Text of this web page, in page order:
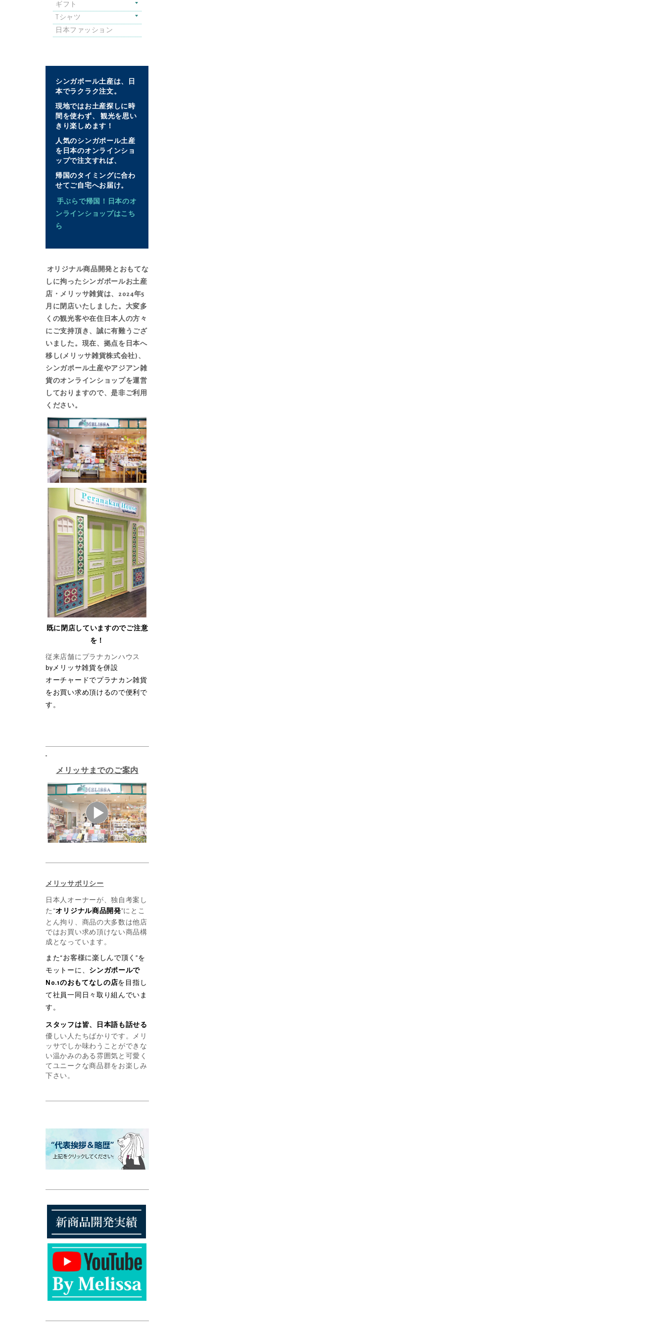
ギフト
Tシャツ
日本ファッション
シンガポール土産は、日
本でラクラク注文。
現地ではお土産探しに時
間を使わず、 観光を思い
きり楽しめます！
人気のシンガポール土産
を日本のオンラインショ
ップで注文すれば、
帰国のタイミングに合わ
せてご自宅へお届け。
手ぶらで帰国！日本のオ
ンラインショップはこち
ら
オリジナル商品開発とおもてな
しに拘ったシンガポールお土産
店・メリッサ雑貨は、2024年5
月に閉店いたしました。大変多
くの観光客や在住日本人の方々
にご支持頂き、誠に有難うござ
いました。現在、拠点を日本へ
移し(メリッサ雑貨株式会社)、
シンガポール土産やアジアン雑
貨のオンラインショップ を運営
しておりますので、是非ご利用
ください。
既に閉店していますのでご注意
を！
従来店舗にプラナカンハウス
byメリッサ雑貨を併設
オーチャードでプラナカン雑貨
をお買い求め頂けるので便利で
す。
メリッサまでのご案内
メリッサポリシー
日本人オーナーが、独自考案し
た“オリジナル商品開発”にとこ
とん拘り、商品の大多数は他店
ではお買い求め頂けない商品構
成となっています。
また“お客様に楽しんで頂く”を
モットーに、 シンガポールで
No.1のおもてなしの店を目指し
て社員一同日々取り組んでいま
す。
スタッフは皆、日本語も話せる
優しい人たちばかりです。メリ
ッサでしか味わうことができな
い温かみのある雰囲気と可愛く
てユニークな商品群をお楽しみ
下さい。